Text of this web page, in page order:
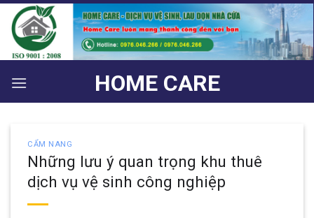
Bỏ
qua
nội
dung
HOME CARE
CẨM NANG
Những lưu ý quan trọng khu thuê
dịch vụ vệ sinh công nghiệp